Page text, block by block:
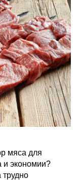
мяса для
и экономии?
трудно